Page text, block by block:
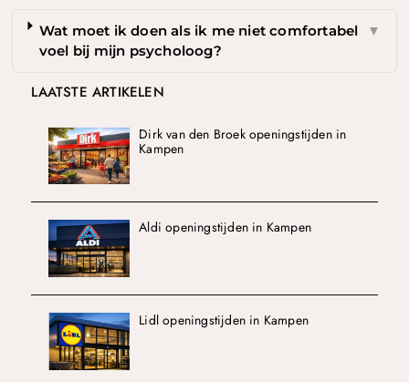
Wat moet ik doen als ik me niet comfortabel
voel bij mijn psycholoog?
▼
LAATSTE ARTIKELEN
Dirk van den Broek openingstijden in
Kampen
Aldi openingstijden in Kampen
Lidl openingstijden in Kampen